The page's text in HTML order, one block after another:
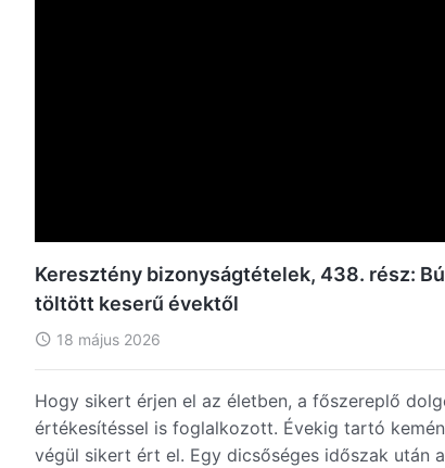
Keresztény bizonyságtételek, 438. rész:
töltött keserű évektől
18 május 2026
Hogy sikert érjen el az életben, a főszereplő
értékesítéssel is foglalkozott. Évekig tartó
végül sikert ért el. Egy dicsőséges időszak után